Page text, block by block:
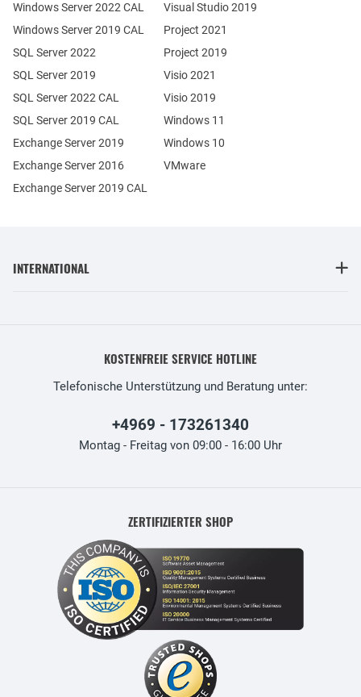
Exchange Server 2019
Exchange Server 2016
SQL Server 2022
SQL Server 2019
Windows Server 2022 CAL
Windows Server 2019 CAL
SQL Server 2022 CAL
SQL Server 2019 CAL
Exchange Server 2019 CAL
Visual Studio 2019
Project 2021
Project 2019
Visio 2021
Visio 2019
Windows 11
Windows 10
VMware
INTERNATIONAL
KOSTENFREIE SERVICE HOTLINE
Telefonische Unterstützung und Beratung unter:
+4969 - 173261340
Montag - Freitag von 09:00 - 16:00 Uhr
ZERTIFIZIERTER SHOP